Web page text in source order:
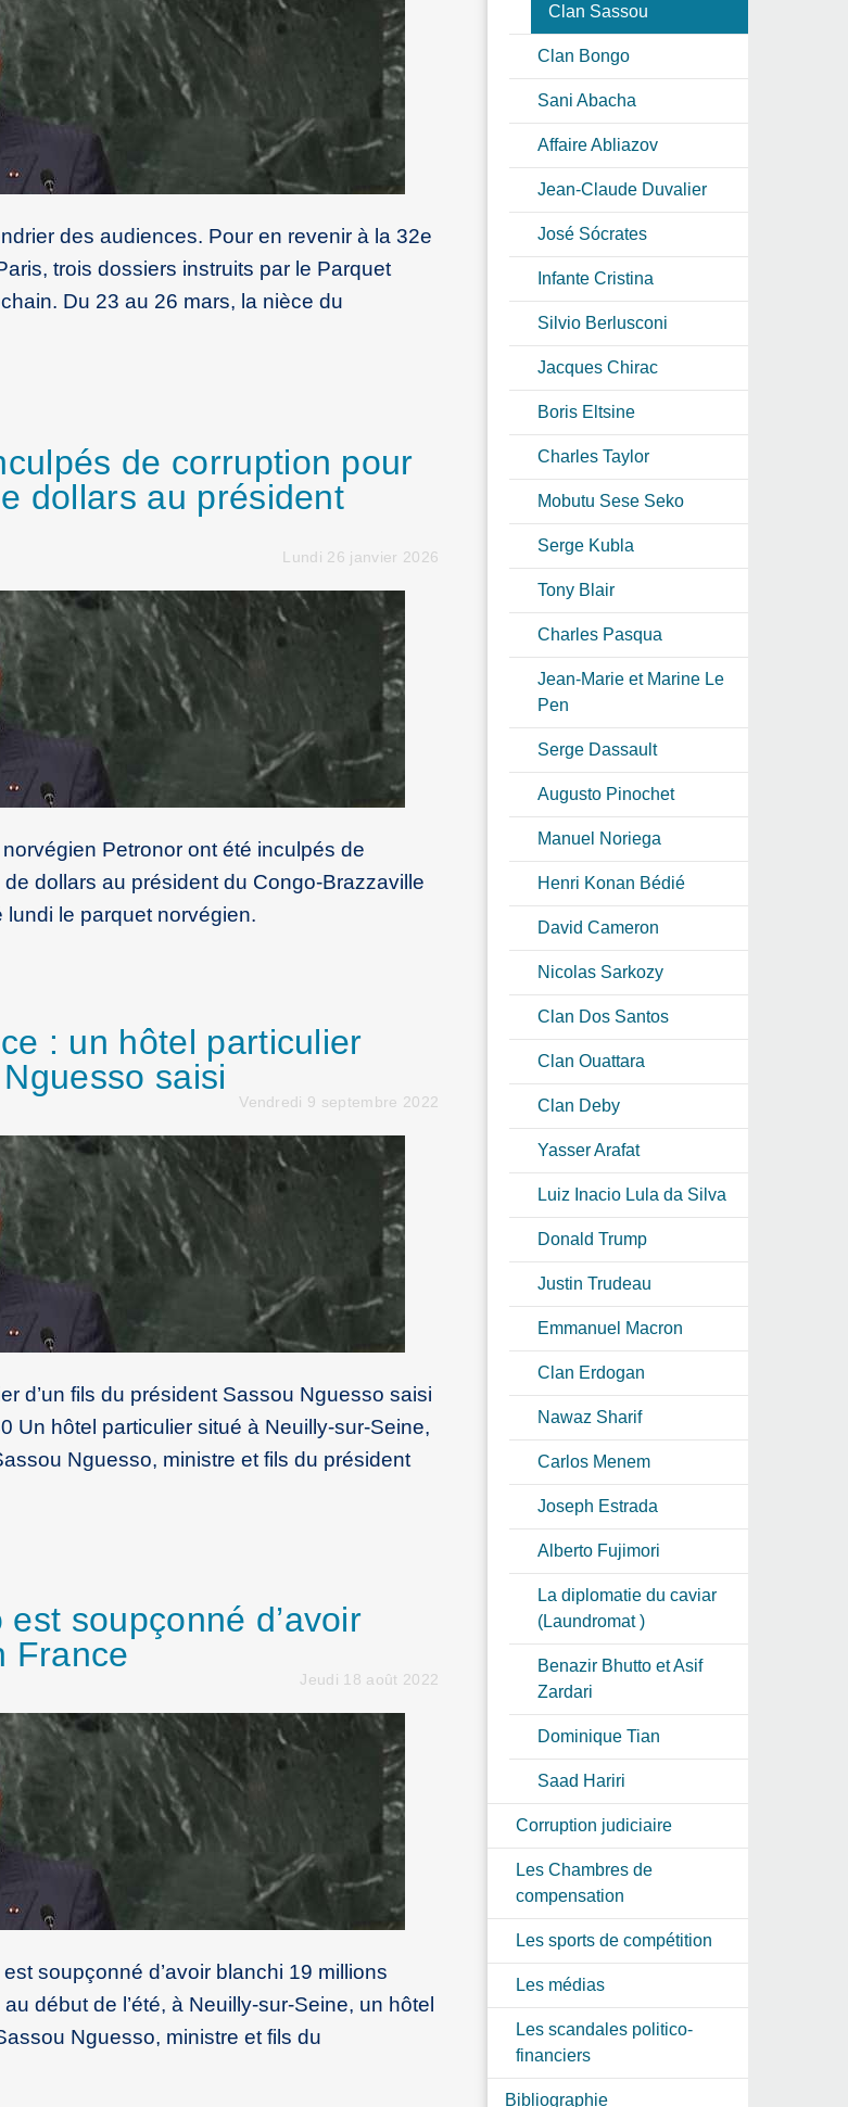
des audiences. Pour en revenir à la 32e
trois dossiers instruits par le Parquet
Du 23 au 26 mars, la nièce du
de corruption pour
dollars au président
Lundi 26 janvier 2026
Petronor ont été inculpés de
dollars au président du Congo-Brazzaville
le parquet norvégien.
: un hôtel particulier
saisi
Vendredi 9 septembre 2022
d’un fils du président Sassou Nguesso saisi
Un hôtel particulier situé à Neuilly-sur-Seine,
Nguesso, ministre et fils du président
soupçonné d’avoir
France
Jeudi 18 août 2022
soupçonné d’avoir blanchi 19 millions
début de l’été, à Neuilly-sur-Seine, un hôtel
Nguesso, ministre et fils du
Clan Sassou
Clan Bongo
Sani Abacha
Affaire Abliazov
Jean-Claude Duvalier
José Sócrates
Infante Cristina
Silvio Berlusconi
Jacques Chirac
Boris Eltsine
Charles Taylor
Mobutu Sese Seko
Serge Kubla
Tony Blair
Charles Pasqua
Jean-Marie et Marine Le
Pen
Serge Dassault
Augusto Pinochet
Manuel Noriega
Henri Konan Bédié
David Cameron
Nicolas Sarkozy
Clan Dos Santos
Clan Ouattara
Clan Deby
Yasser Arafat
Luiz Inacio Lula da Silva
Donald Trump
Justin Trudeau
Emmanuel Macron
Clan Erdogan
Nawaz Sharif
Carlos Menem
Joseph Estrada
Alberto Fujimori
La diplomatie du caviar
(Laundromat )
Benazir Bhutto et Asif
Zardari
Dominique Tian
Saad Hariri
Corruption judiciaire
Les Chambres de
compensation
Les sports de compétition
Les médias
Les scandales politico-
financiers
Bibliographie